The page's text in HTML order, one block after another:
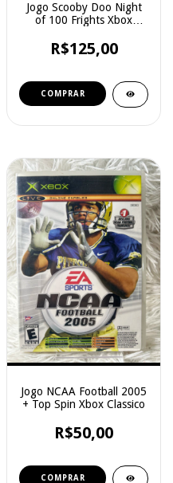
Jogo Scooby Doo Night
of 100 Frights Xbox
R$125,00
Jogo NCAA Football 2005
+ Top Spin Xbox Classico
R$50,00